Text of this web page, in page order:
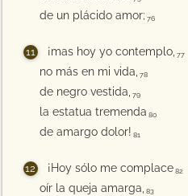
de un plácido amor; 76
¡mas hoy yo contemplo, 77
no más en mi vida, 78
de negro vestida, 79
la estatua tremenda 80
de amargo dolor! 81
¡Hoy sólo me complace 82
oír la queja amarga, 83